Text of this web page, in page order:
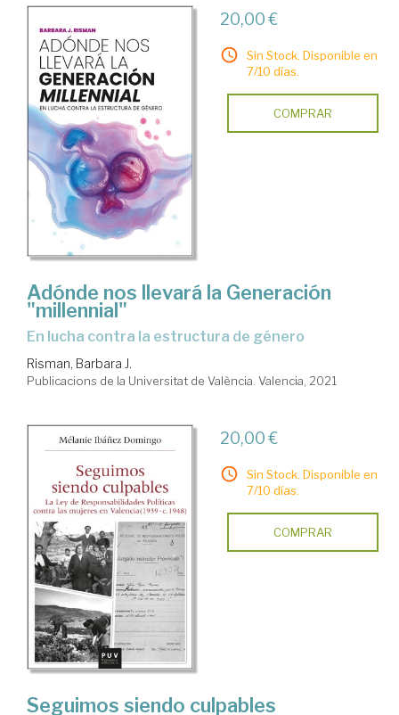
20,00 €
Sin Stock. Disponible en
7/10 días.
COMPRAR
Adónde nos llevará la Generación
"millennial"
en lucha contra la estructura de género
Risman, Barbara J.
Publicacions de la Universitat de València. Valencia, 2021
20,00 €
Sin Stock. Disponible en
7/10 días.
COMPRAR
Seguimos siendo culpables